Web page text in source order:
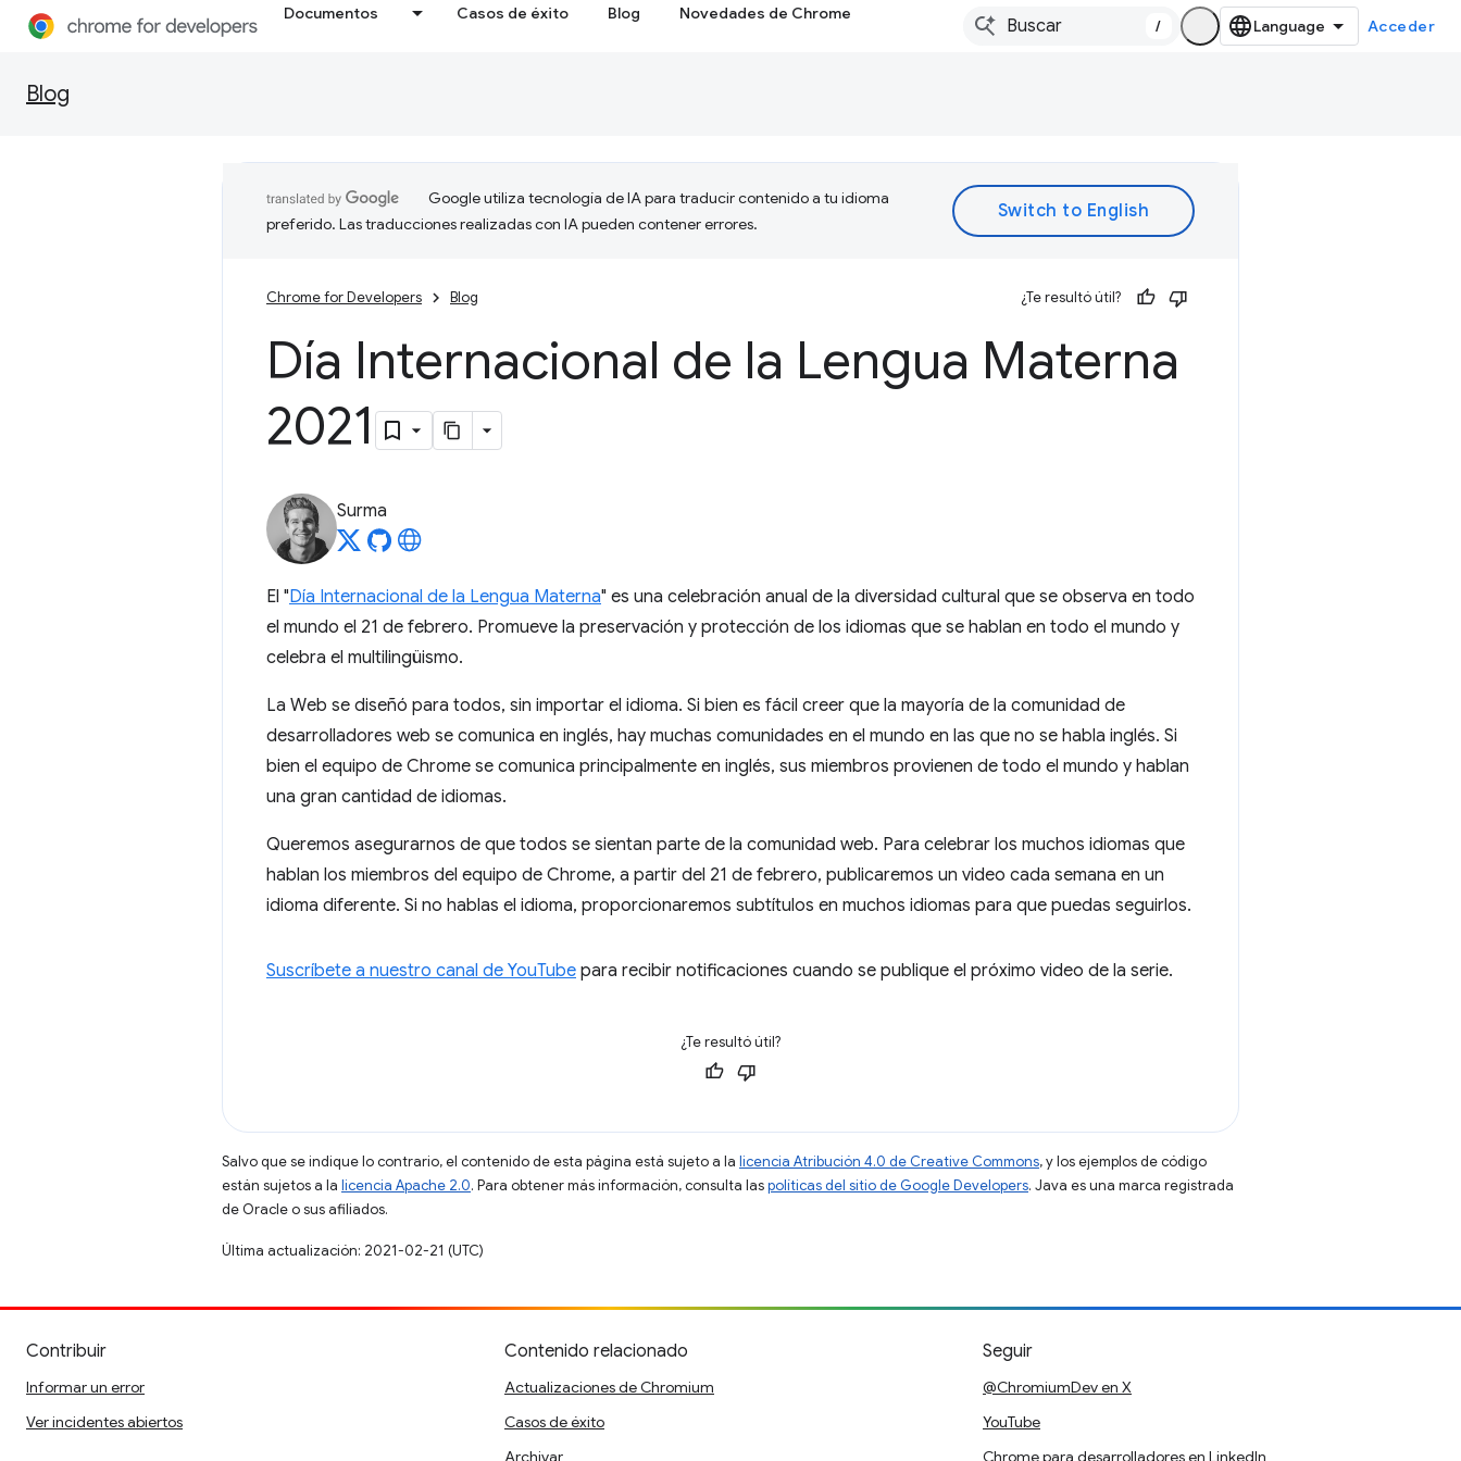
Documentos Casos de éxito Blog Novedades de Chrome
/ Acceder
Blog
Google utiliza tecnología de IA para traducir contenido a tu idioma
preferido. Las traducciones realizadas con IA pueden contener errores.
Chrome for Developers Blog ¿Te resultó útil?
Día Internacional de la Lengua Materna
2021
Surma
El "Día Internacional de la Lengua Materna" es una celebración anual de la diversidad cultural que se observa en todo
el mundo el 21 de febrero. Promueve la preservación y protección de los idiomas que se hablan en todo el mundo y
celebra el multilingüismo.
La Web se diseñó para todos, sin importar el idioma. Si bien es fácil creer que la mayoría de la comunidad de
desarrolladores web se comunica en inglés, hay muchas comunidades en el mundo en las que no se habla inglés. Si
bien el equipo de Chrome se comunica principalmente en inglés, sus miembros provienen de todo el mundo y hablan
una gran cantidad de idiomas.
Queremos asegurarnos de que todos se sientan parte de la comunidad web. Para celebrar los muchos idiomas que
hablan los miembros del equipo de Chrome, a partir del 21 de febrero, publicaremos un video cada semana en un
idioma diferente. Si no hablas el idioma, proporcionaremos subtítulos en muchos idiomas para que puedas seguirlos.
Suscríbete a nuestro canal de YouTube para recibir notificaciones cuando se publique el próximo video de la serie.
¿Te resultó útil?
Salvo que se indique lo contrario, el contenido de esta página está sujeto a la licencia Atribución 4.0 de Creative Commons, y los ejemplos de código
están sujetos a la licencia Apache 2.0. Para obtener más información, consulta laspolíticas del sitio de Google Developers. Java es una marca registrada
de Oracle o sus afiliados.
Última actualización: 2021-02-21 (UTC)
Contribuir
Informar un error
Ver incidentes abiertos
Contenido relacionado
Actualizaciones de Chromium
Casos de éxito
Archivar
Seguir
@ChromiumDev en X
YouTube
Chrome para desarrolladores en LinkedIn